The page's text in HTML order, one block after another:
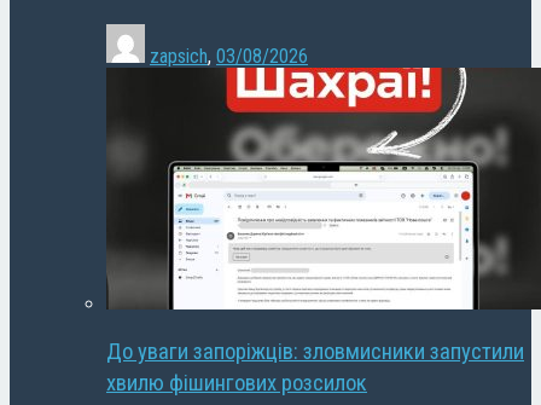
zapsich, 03/08/2026
До уваги запоріжців: зловмисники запустили
хвилю фішингових розсилок